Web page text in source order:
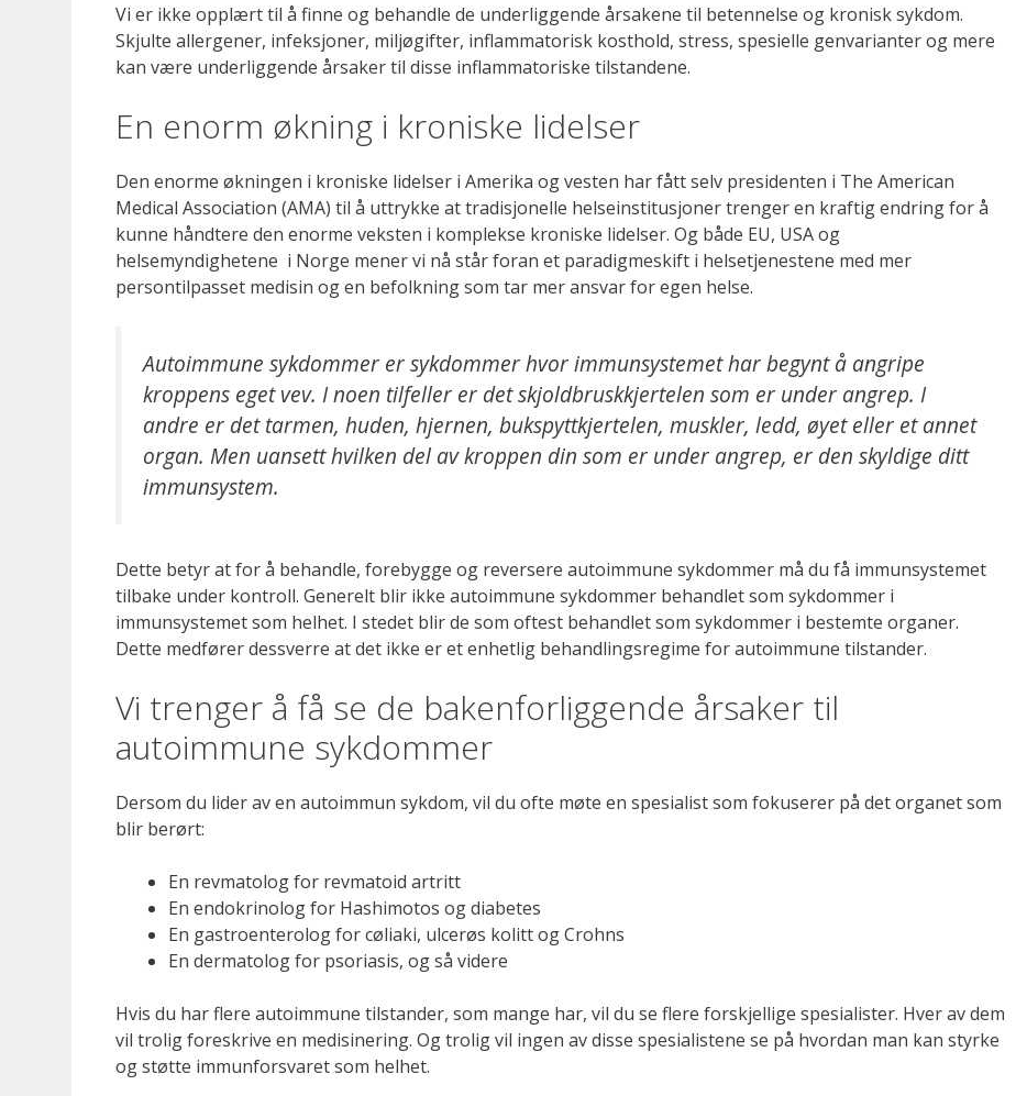
Vi er ikke opplært til å finne og behandle de underliggende årsakene til betennelse og kronisk sykdom.
Skjulte allergener, infeksjoner, miljøgifter, inflammatorisk kosthold, stress, spesielle genvarianter og mere
kan være underliggende årsaker til disse inflammatoriske tilstandene.
En enorm økning i kroniske lidelser
Den enorme økningen i kroniske lidelser i Amerika og vesten har fått selv presidenten i The American
Medical Association (AMA) til å uttrykke at tradisjonelle helseinstitusjoner trenger en kraftig endring for å
kunne håndtere den enorme veksten i komplekse kroniske lidelser. Og både EU, USA og
helsemyndighetene i Norge mener vi nå står foran et paradigmeskift i helsetjenestene med mer
persontilpasset medisin og en befolkning som tar mer ansvar for egen helse.
Autoimmune sykdommer er sykdommer hvor immunsystemet har begynt å angripe
kroppens eget vev. I noen tilfeller er det skjoldbruskkjertelen som er under angrep. I
andre er det tarmen, huden, hjernen, bukspyttkjertelen, muskler, ledd, øyet eller et annet
organ. Men uansett hvilken del av kroppen din som er under angrep, er den skyldige ditt
immunsystem.
Dette betyr at for å behandle, forebygge og reversere autoimmune sykdommer må du få immunsystemet
tilbake under kontroll. Generelt blir ikke autoimmune sykdommer behandlet som sykdommer i
immunsystemet som helhet. I stedet blir de som oftest behandlet som sykdommer i bestemte organer.
Dette medfører dessverre at det ikke er et enhetlig behandlingsregime for autoimmune tilstander.
Vi trenger å få se de bakenforliggende årsaker til
autoimmune sykdommer
Dersom du lider av en autoimmun sykdom, vil du ofte møte en spesialist som fokuserer på det organet som
blir berørt:
En revmatolog for revmatoid artritt
En endokrinolog for Hashimotos og diabetes
En gastroenterolog for cøliaki, ulcerøs kolitt og Crohns
En dermatolog for psoriasis, og så videre
Hvis du har flere autoimmune tilstander, som mange har, vil du se flere forskjellige spesialister. Hver av dem
vil trolig foreskrive en medisinering. Og trolig vil ingen av disse spesialistene se på hvordan man kan styrke
og støtte immunforsvaret som helhet.